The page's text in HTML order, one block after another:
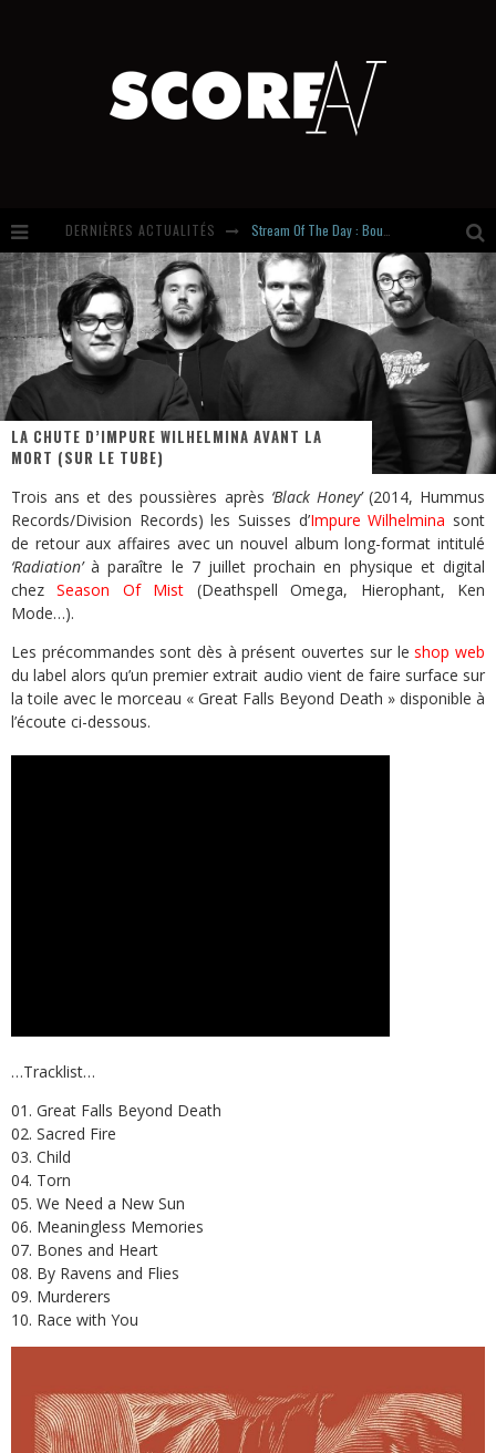
DERNIÈRES ACTUALITÉS
Russian Circles share « Empath » & « Eluvial » singles. Same Language. Different Damage.
Hardcore, Actually. Meet Cút Lộn
Introducing Newcomer : Gudewife
LA CHUTE D’IMPURE WILHELMINA AVANT LA
MORT (SUR LE TUBE)
Trois ans et des poussières après ‘Black Honey’(2014, Hummus
Records/Division Records) les Suisses d’Impure Wilhelmina sont
de retour aux affaires avec un nouvel album long-format intitulé
‘Radiation’à paraître le 7 juillet prochain en physique et digital
chezSeason Of Mist (Deathspell Omega, Hierophant, Ken
Mode…).
Les précommandes sont dès à présent ouvertes sur leshop web
du label alors qu’un premier extrait audio vient de faire surface sur
la toile avec le morceau « Great Falls Beyond Death » disponible à
l’écoute ci-dessous.
…Tracklist…
01. Great Falls Beyond Death
02. Sacred Fire
03. Child
04. Torn
05. We Need a New Sun
06. Meaningless Memories
07. Bones and Heart
08. By Ravens and Flies
09. Murderers
10. Race with You